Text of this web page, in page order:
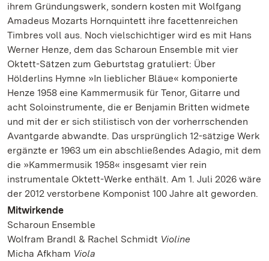
ihrem Gründungswerk, sondern kosten mit Wolfgang
Amadeus Mozarts Hornquintett ihre facettenreichen
Timbres voll aus. Noch vielschichtiger wird es mit Hans
Werner Henze, dem das Scharoun Ensemble mit vier
Oktett-Sätzen zum Geburtstag gratuliert: Über
Hölderlins Hymne »In lieblicher Bläue« komponierte
Henze 1958 eine Kammermusik für Tenor, Gitarre und
acht Soloinstrumente, die er Benjamin Britten widmete
und mit der er sich stilistisch von der vorherrschenden
Avantgarde abwandte. Das ursprünglich 12-sätzige Werk
ergänzte er 1963 um ein abschließendes Adagio, mit dem
die »Kammermusik 1958« insgesamt vier rein
instrumentale Oktett-Werke enthält. Am 1. Juli 2026 wäre
der 2012 verstorbene Komponist 100 Jahre alt geworden.
Mitwirkende
Scharoun Ensemble
Wolfram Brandl & Rachel Schmidt Violine
Micha Afkham Viola